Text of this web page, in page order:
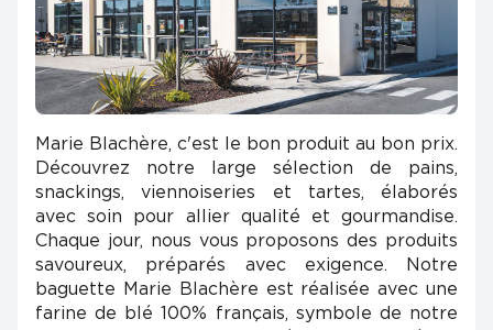
Marie Blachère, c'est le bon produit au bon prix.
Découvrez notre large sélection de pains,
snackings, viennoiseries et tartes, élaborés
avec soin pour allier qualité et gourmandise.
Chaque jour, nous vous proposons des produits
savoureux, préparés avec exigence. Notre
baguette Marie Blachère est réalisée avec une
farine de blé 100% français, symbole de notre